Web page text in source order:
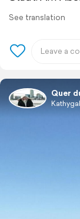
See translation
Quer